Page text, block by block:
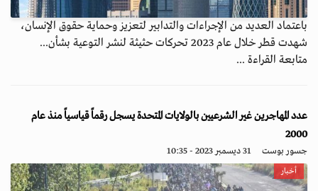
باعتماد العديد من الإجراءات والتدابير لتعزيز وحماية حقوق الإنسان،
شهدت قطر خلال عام 2023 تحركات حثيثة لنشر التوعية بشأن...
متابعة القراءة ...
عدد المهاجرين غير الشرعيين بالولايات المتحدة يسجل رقماً قياسياً منذ عام
2000
جسور بوست 31 ديسمبر 2023 - 10:35
أخبار